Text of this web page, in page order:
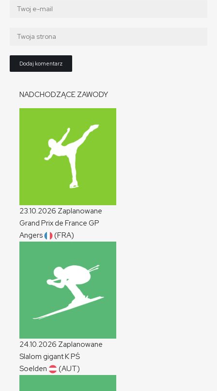
NADCHODZĄCE ZAWODY
23.10.2026 Zaplanowane
Grand Prix de France GP
Angers
(FRA)
24.10.2026 Zaplanowane
Slalom gigantKPŚ
Soelden
(AUT)